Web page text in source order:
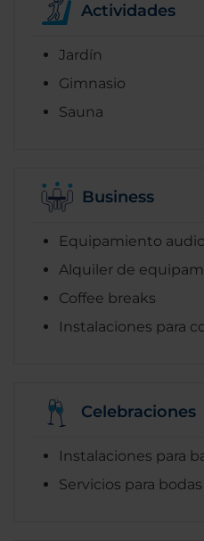
Actividades
Jardín
Gimnasio
Sauna
Business
Equipamiento
Alquiler de
Coffee breaks
Instalaciones para
Celebraciones
Instalaciones para
Servicios para bodas